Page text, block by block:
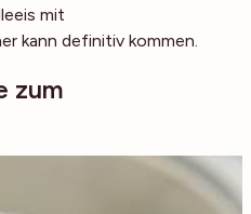
mit
kann definitiv kommen.
zum